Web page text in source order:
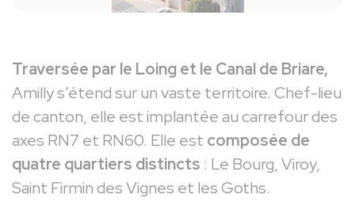
Traversée par le Loing et le Canal de Briare,
Amilly s’étend sur un vaste territoire. Chef-lieu
de canton, elle est implantée au carrefour des
axes RN7 et RN60. Elle est composée de
quatre quartiers distincts : Le Bourg, Viroy,
Saint Firmin des Vignes et les Goths.